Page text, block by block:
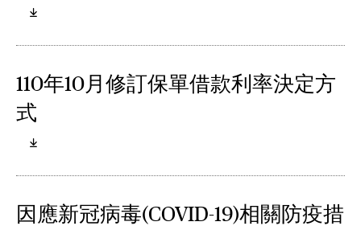
110年10月修訂保單借款利率決定方
式
因應新冠病毒(COVID-19)相關防疫措